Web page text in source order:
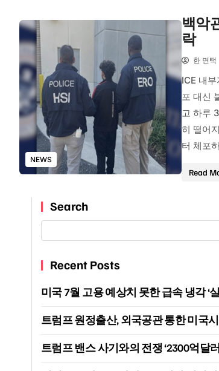
NEWS
백악
락
한 면택
ICE 내
포 대신
고 하루
히 떨어
터 체포
Read
Search
Recent Posts
미국 7월 고용 예상치 못한 급속 냉각 ‘
트럼프 원정출산, 외국공관 통한 미국
트럼프 밴스 사기와의 전쟁 ‘2300억달